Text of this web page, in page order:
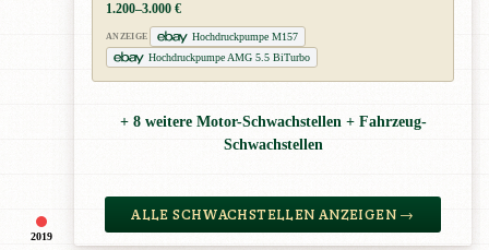
2019
1.200–3.000 €
ANZEIGE
Hochdruckpumpe M157
Hochdruckpumpe AMG 5.5 BiTurbo
+ 8 weitere Motor-Schwachstellen + Fahrzeug-
Schwachstellen
ALLE SCHWACHSTELLEN ANZEIGEN →